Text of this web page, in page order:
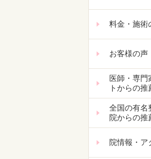
料金・施術
お客様の声
医師・専門
トからの推
全国の有名
院からの推
院情報・ア